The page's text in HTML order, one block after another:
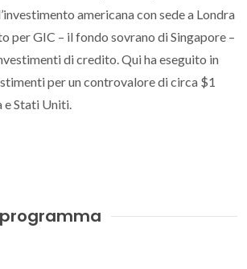
americana con sede a Londra
per GIC – il fondo sovrano di Singapore –
di credito. Qui ha eseguito in
per un controvalore di circa $1
e Stati Uniti.